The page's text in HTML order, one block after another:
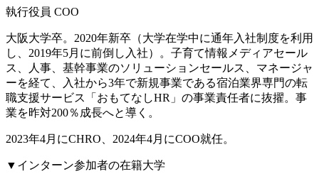
執行役員 COO
大阪大学卒。2020年新卒（大学在学中に通年入社制度を利用
し、2019年5月に前倒し入社）。子育て情報メディアセール
ス、人事、基幹事業のソリューションセールス、マネージャ
ーを経て、入社から3年で新規事業である宿泊業界専門の転
職支援サービス「おもてなしHR」の事業責任者に抜擢。事
業を昨対200％成長へと導く。
2023年4月にCHRO、2024年4月にCOO就任。
▼インターン参加者の在籍大学